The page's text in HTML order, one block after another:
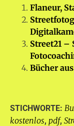
Flaneur,
Street21
Bücher
STICHWORTE:
kostenlos, pdf,